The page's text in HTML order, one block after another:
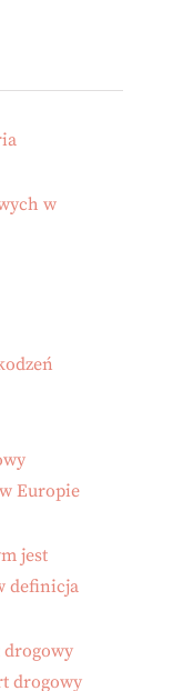
w
Europie
jest
definicja
drogowy